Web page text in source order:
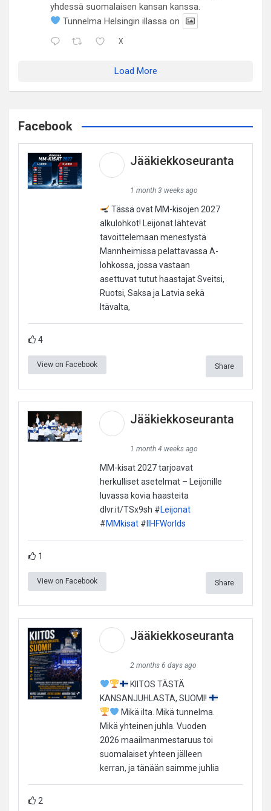
yhdessä suomalaisen kansan kanssa.
Tunnelma Helsingin illassa on
X
Load More
Facebook
Jääkiekkoseuranta
1 month 3 weeks ago
Tässä ovat MM-kisojen 2027
alkulohkot! Leijonat lähtevät
tavoittelemaan menestystä
Mannheimissa pelattavassa A-
lohkossa, jossa vastaan
asettuvat tutut haastajat Sveitsi,
Ruotsi, Saksa ja Latvia sekä
Itävalta,
4
View on Facebook Share
Jääkiekkoseuranta
1 month 4 weeks ago
MM-kisat 2027 tarjoavat
herkulliset asetelmat – Leijonille
luvassa kovia haasteita
dlvr.it/TSx9sh #Leijonat
#MMkisat# IIHFWorlds
1
View on Facebook Share
Jääkiekkoseuranta
2 months 6 days ago
KIITOS TÄSTÄ
KANSANJUHLASTA, SUOMI!
Mikä ilta. Mikä tunnelma.
Mikä yhteinen juhla. Vuoden
2026 maailmanmestaruus toi
suomalaiset yhteen jälleen
kerran, ja tänään saimme juhlia
2